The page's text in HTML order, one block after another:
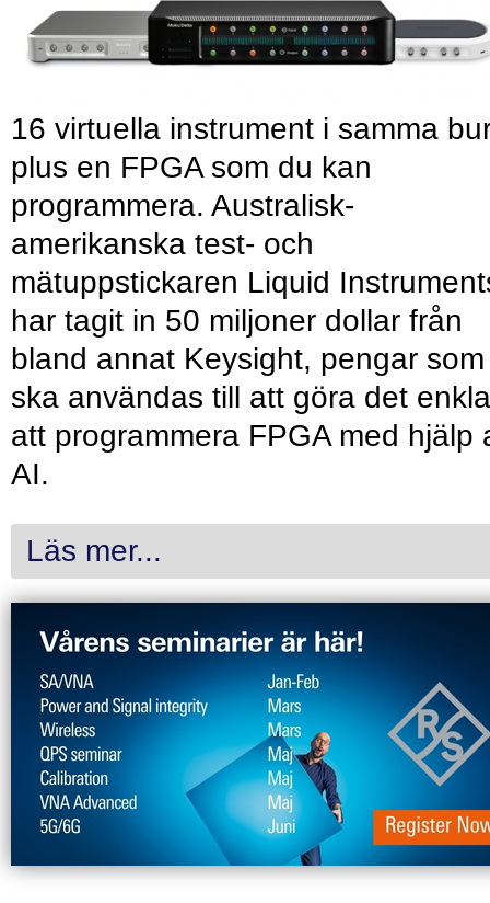
16 virtuella instrument i samma
plus en FPGA som du kan
programmera. Australisk-
amerikanska test- och
mätuppstickaren Liquid
har tagit in 50 miljoner dollar från
bland annat Keysight, pengar som
ska användas till att göra det
att programmera FPGA med hjälp
AI.
Läs mer...